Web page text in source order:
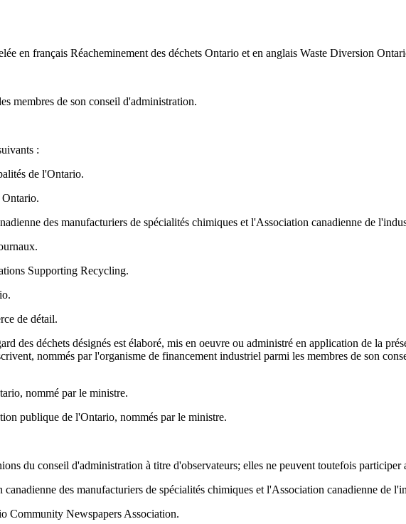
en français Réacheminement des déchets Ontario et en anglais Waste Diversion
membres de son conseil d'administration.
:
de l'Ontario.
des manufacturiers de spécialités chimiques et l'Association canadienne de
Supporting Recycling.
de détail.
des déchets désignés est élaboré, mis en oeuvre ou administré en application de la
nommés par l'organisme de financement industriel parmi les membres de son
nommé par le ministre.
publique de l'Ontario, nommés par le ministre.
du conseil d'administration à titre d'observateurs; elles ne peuvent toutefois
des manufacturiers de spécialités chimiques et l'Association canadienne de
Community Newspapers Association.